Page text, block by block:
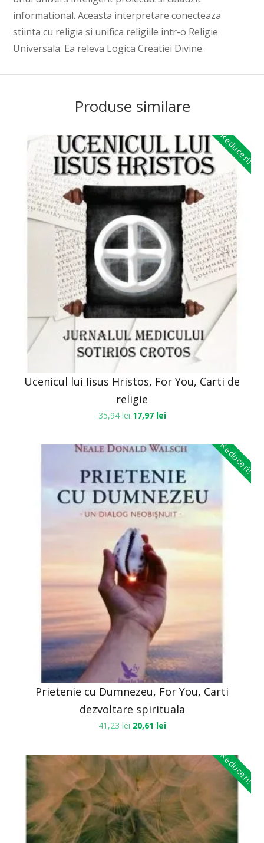
informational. Aceasta interpretare conecteaza
stiinta cu religia si unifica religiile intr-o Religie
Universala. Ea releva Logica Creatiei Divine.
Produse similare
Reduceri!
Ucenicul lui Iisus Hristos, For You, Carti de
religie
35,94lei 17,97 lei
Reduceri!
Prietenie cu Dumnezeu, For You, Carti
dezvoltare spirituala
41,23lei 20,61 lei
Reduceri!